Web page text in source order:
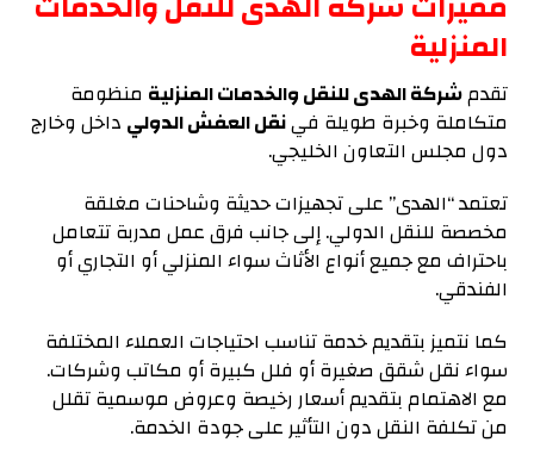
المنزلية
تقدمشركة الهدى للنقل والخدمات المنزلية منظومة
متكاملة وخبرة طويلة فينقل العفش الدولي داخل وخارج
دول مجلس التعاون الخليجي.
تعتمد “الهدى” على تجهيزات حديثة وشاحنات مغلقة
مخصصة للنقل الدولي. إلى جانب فرق عمل مدربة تتعامل
باحتراف مع جميع أنواع الأثاث سواء المنزلي أو التجاري أو
الفندقي.
كما نتميز بتقديم خدمة تناسب احتياجات العملاء المختلفة
سواء نقل شقق صغيرة أو فلل كبيرة أو مكاتب وشركات.
مع الاهتمام بتقديم أسعار رخيصة وعروض موسمية تقلل
من تكلفة النقل دون التأثير على جودة الخدمة.